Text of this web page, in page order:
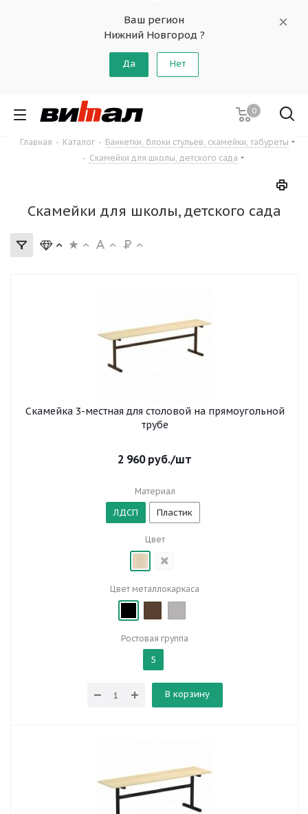
Ваш регион
Нижний Новгород ?
Да Нет
0
Главная - Каталог - Банкетки, блоки стульев, скамейки, табуреты
- Скамейки для школы, детского сада
Скамейки для школы, детского сада
Скамейка 3-местная для столовой на прямоугольной
трубе
2 960руб./шт
Материал
ЛДСП Пластик
Цвет
Цвет металлокаркаса
Ростовая группа
5
В корзину